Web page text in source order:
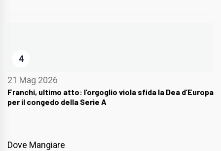
4
21 Mag 2026
Franchi, ultimo atto: l’orgoglio viola sfida la Dea d’Europa
per il congedo della Serie A
Dove Mangiare